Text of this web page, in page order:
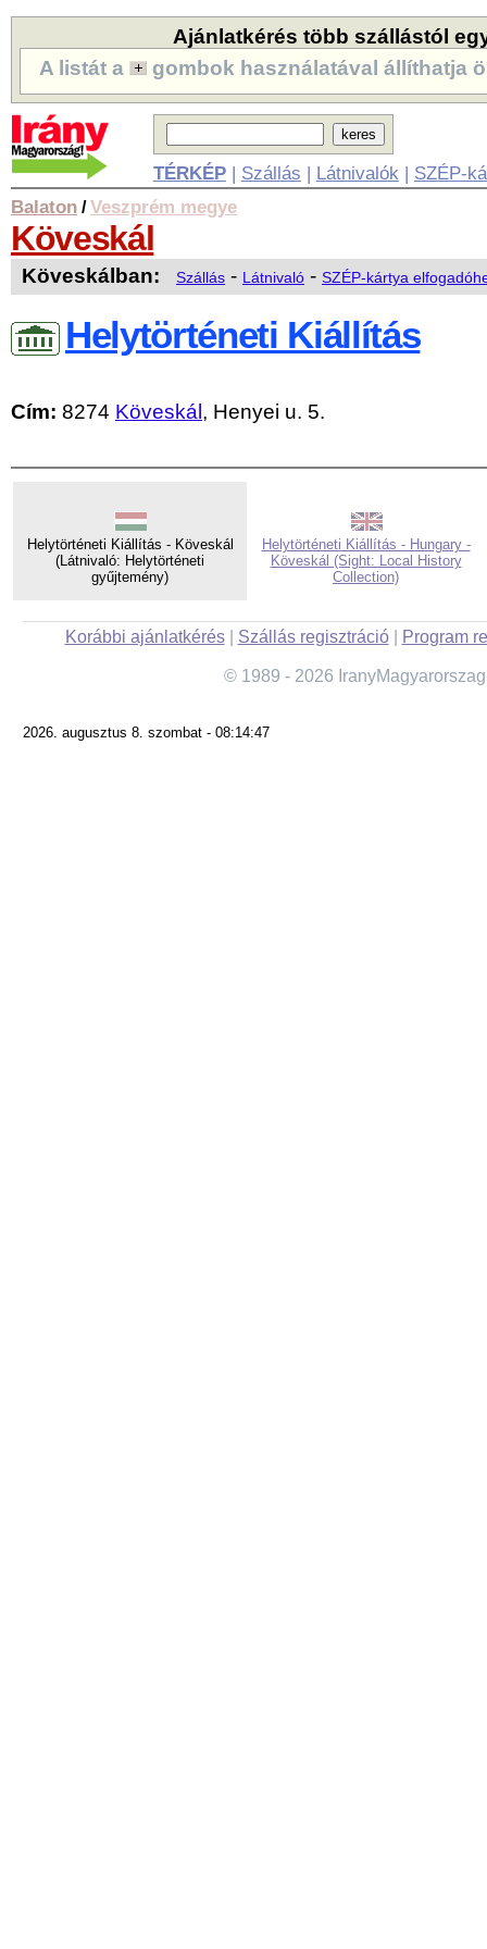
Ajánlatkérés több szállástól
A listát a
gombok használatával állíthatja
TÉRKÉP| Szállás | Látnivalók | SZÉP-
Balaton /Veszprém megye
Köveskál
Köveskálban: Szállás - Látnivaló - SZÉP-kártya
Helytörténeti Kiállítás
Cím: 8274 Köveskál , Henyei u. 5.
Helytörténeti Kiállítás - Köveskál
(Látnivaló: Helytörténeti
gyűjtemény)
Helytörténeti Kiállítás - Hungary -
Köveskál (Sight: Local History
Collection)
Korábbi ajánlatkérés| Szállás regisztráció| Program
© 1989 - 2026
2026. augusztus 8. szombat - 08:14:47